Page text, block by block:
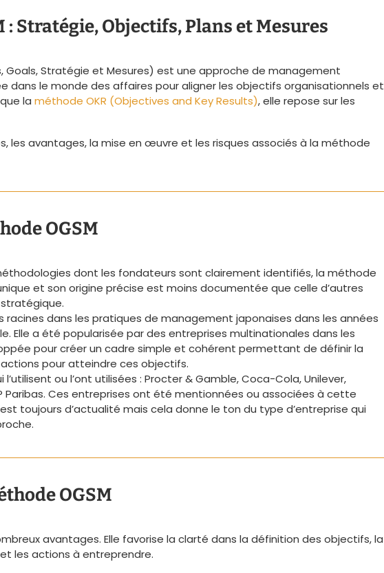
: Stratégie, Objectifs, Plans et Mesures
Goals, Stratégie et Mesures) est une approche de management
dans le monde des affaires pour aligner les objectifs organisationnels et
la méthode OKR (Objectives and Key Results), elle repose sur les
les avantages, la mise en œuvre et les risques associés à la méthode
OGSM
dont les fondateurs sont clairement identifiés, la méthode
et son origine précise est moins documentée que celle d’autres
racines dans les pratiques de management japonaises dans les années
Elle a été popularisée par des entreprises multinationales dans les
pour créer un cadre simple et cohérent permettant de définir la
pour atteindre ces objectifs.
ou l’ont utilisées : Procter & Gamble, Coca-Cola, Unilever,
Paribas. Ces entreprises ont été mentionnées ou associées à cette
toujours d’actualité mais cela donne le ton du type d’entreprise qui
OGSM
avantages. Elle favorise la clarté dans la définition des objectifs, la
les actions à entreprendre.